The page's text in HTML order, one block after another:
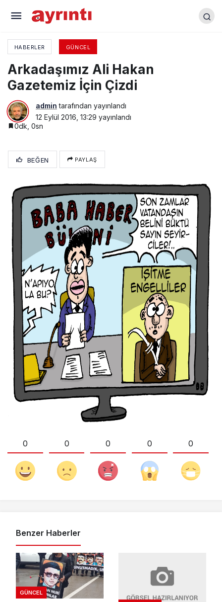
HABERLER GÜNCEL
Arkadaşımız Ali Hakan
Gazetemiz İçin Çizdi
admin tarafından yayınlandı
12 Eylül 2016, 13:29 yayınlandı
0dk, 0sn
BEĞEN PAYLAŞ
0 0 0 0 0
Benzer Haberler
GÜNCEL
Meslekten ihraç edildiler